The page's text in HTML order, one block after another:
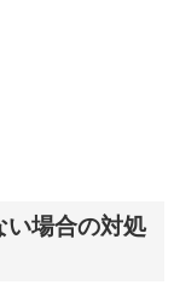
い場合の対処